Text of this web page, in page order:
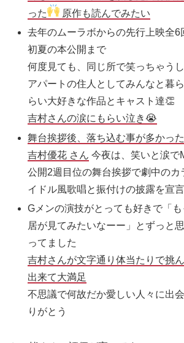
った
原作も読んでみたい
去年のムーラボからの先行上映全6
初夏の本公開まで
何度見ても、同じ所で笑っちゃう
アパートの住人としてみんなと暮
らい大好きな作品とキャスト達👏
吉村さんの涙にもらい泣き😭
舞台挨拶後、落ち込む事が多かっ
吉村優花 さん 今夜は、笑いと涙で
公開2週目位の舞台挨拶で劇中のカ
イドル風歌唱と振付けの披露を宣言
Gメンの演技がとっても好きで「
居が見てみたいなーー」とずっと
ってました
吉村さんが文字通り体当たりで挑
出来て大満足
不思議で何故だか愛しい人々に出
りがとう